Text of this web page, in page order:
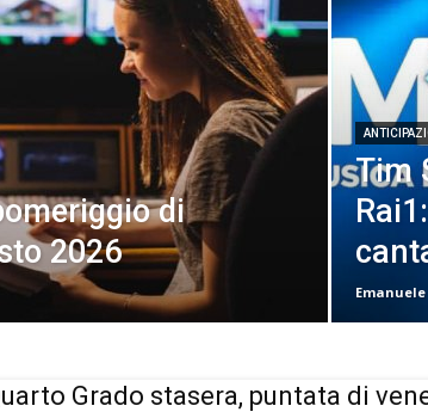
di
2026
Tim
Grado stasera, puntata di